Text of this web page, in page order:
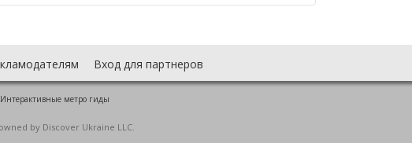
Вход для партнеров
Интерактивные метро гиды
by Discover Ukraine LLC.